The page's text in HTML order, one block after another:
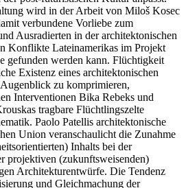
wird in der Arbeit von Miloš Kosec
verbundene Vorliebe zum
Ausradierten in der architektonischen
Konflikte Lateinamerikas im Projekt
gefunden werden kann. Flüchtigkeit
Existenz eines architektonischen
zu komprimieren,
Interventionen Bika Rebeks und
tragbare Flüchtlingszelte
Paolo Patellis architektonische
Union veranschaulicht die Zunahme
Inhalts bei der
projektiven (zukunftsweisenden)
Architekturentwürfe. Die Tendenz
und Gleichmachung der